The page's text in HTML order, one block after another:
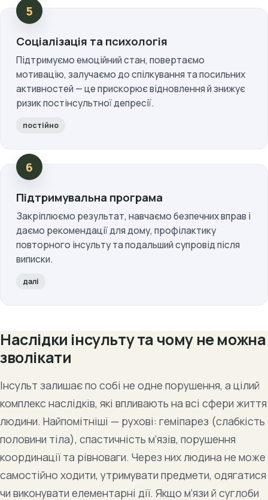
Соціалізація та психологія
Підтримуємо емоційний стан, повертаємо
мотивацію, залучаємо до спілкування та посильних
активностей — це прискорює відновлення й знижує
ризик постінсультної депресії.
постійно
Підтримувальна програма
Закріплюємо результат, навчаємо безпечних вправ і
даємо рекомендації для дому, профілактику
повторного інсульту та подальший супровід після
виписки.
далі
Наслідки інсульту та чому не можна
зволікати
Інсульт залишає по собі не одне порушення, а цілий
комплекс наслідків, які впливають на всі сфери життя
людини. Найпомітніші — рухові: геміпарез (слабкість
половини тіла), спастичність м’язів, порушення
координації та рівноваги. Через них людина не може
самостійно ходити, утримувати предмети, одягатися
чи виконувати елементарні дії. Якщо м’язи й суглоби